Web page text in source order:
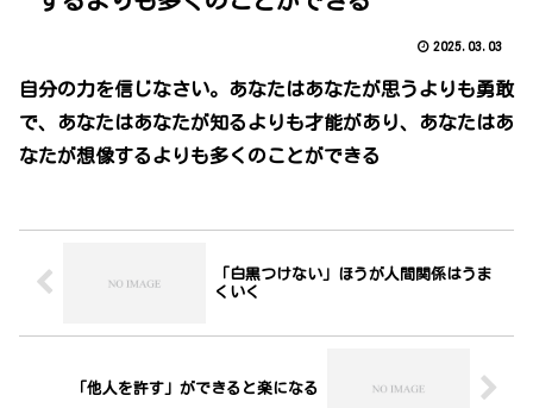
2025.03.03
自分の力を信じなさい。あなたはあなたが思うよりも勇敢
で、あなたはあなたが知るよりも才能があり、あなたはあ
なたが想像するよりも多くのことができる
「白黒つけない」ほうが人間関係はうま
くいく
「他人を許す」ができると楽になる